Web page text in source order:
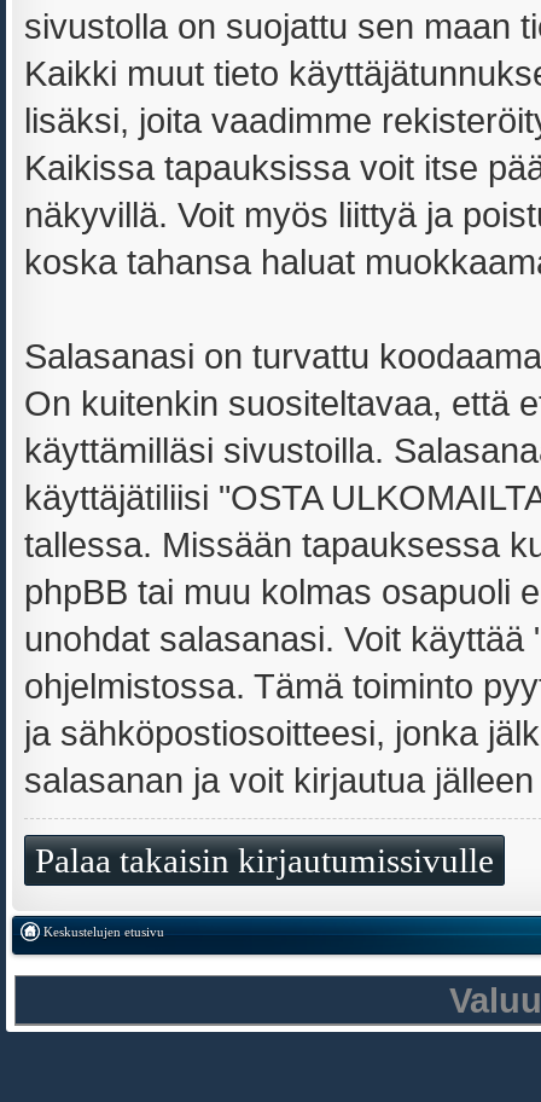
sivustolla on suojattu sen maan
Kaikki muut tieto
lisäksi, joita vaadimme
Kaikissa tapauksissa voit itse
näkyvillä. Voit myös liittyä ja
koska tahansa haluat
Salasanasi on turvattu
On kuitenkin suositeltavaa, että
käyttämilläsi sivustoilla.
käyttäjätiliisi "OSTA
tallessa. Missään tapauksessa
phpBB tai muu kolmas osapuoli
unohdat salasanasi. Voit
ohjelmistossa. Tämä toiminto
ja sähköpostiosoitteesi, jonka
salasanan ja voit kirjautua
Palaa takaisin kirjautumissivulle
Keskustelujen etusivu